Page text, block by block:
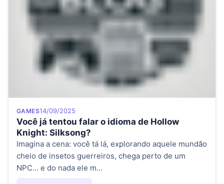
Category
GAMESPosted on
14/09/2025
Você já tentou falar o idioma de Hollow
Knight: Silksong?
Imagina a cena: você tá lá, explorando aquele mundão
cheio de insetos guerreiros, chega perto de um
NPC… e do nada ele m…